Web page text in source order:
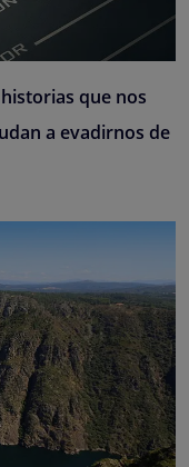
que nos
a evadirnos de